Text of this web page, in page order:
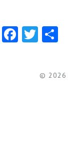
© 2026